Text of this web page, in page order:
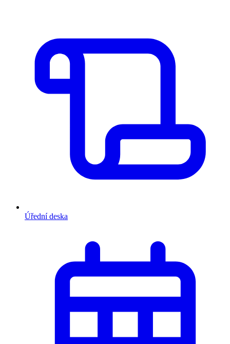
Úřední deska